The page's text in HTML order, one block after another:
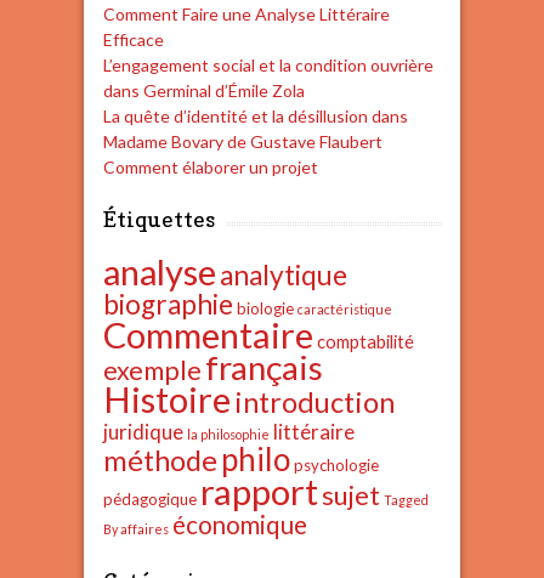
Comment Faire une Analyse Littéraire
Efficace
L’engagement social et la condition ouvrière
dans Germinal d’Émile Zola
La quête d’identité et la désillusion dans
Madame Bovary de Gustave Flaubert
Comment élaborer un projet
Étiquettes
analyseanalytique
biographie biologie caractéristique
Commentaire comptabilité
exemplefrançais
Histoire introduction
juridique la philosophie littéraire
méthode philo psychologie
pédagogique rapportsujet Tagged
By affaires économique